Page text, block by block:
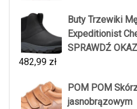
Buty Trzewiki
Expeditionist
SPRAWDŹ
482,99 zł
POM POM
jasnobrązowym